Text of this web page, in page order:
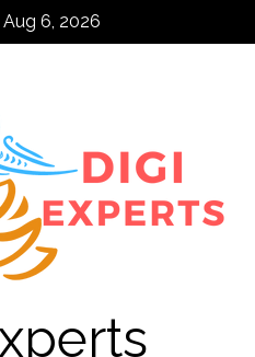
6, 2026